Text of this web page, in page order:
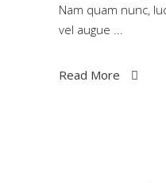
Nam quam nunc,
vel augue
Read More